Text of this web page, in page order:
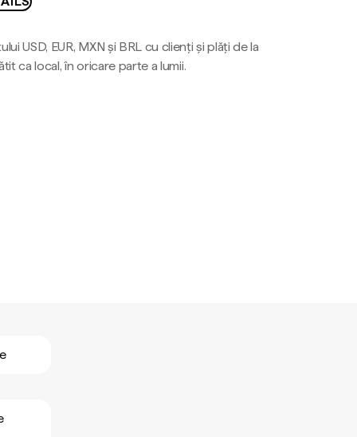
USD, EUR, MXN și BRL cu clienți și plăți de la
ca local, în oricare parte a lumii.